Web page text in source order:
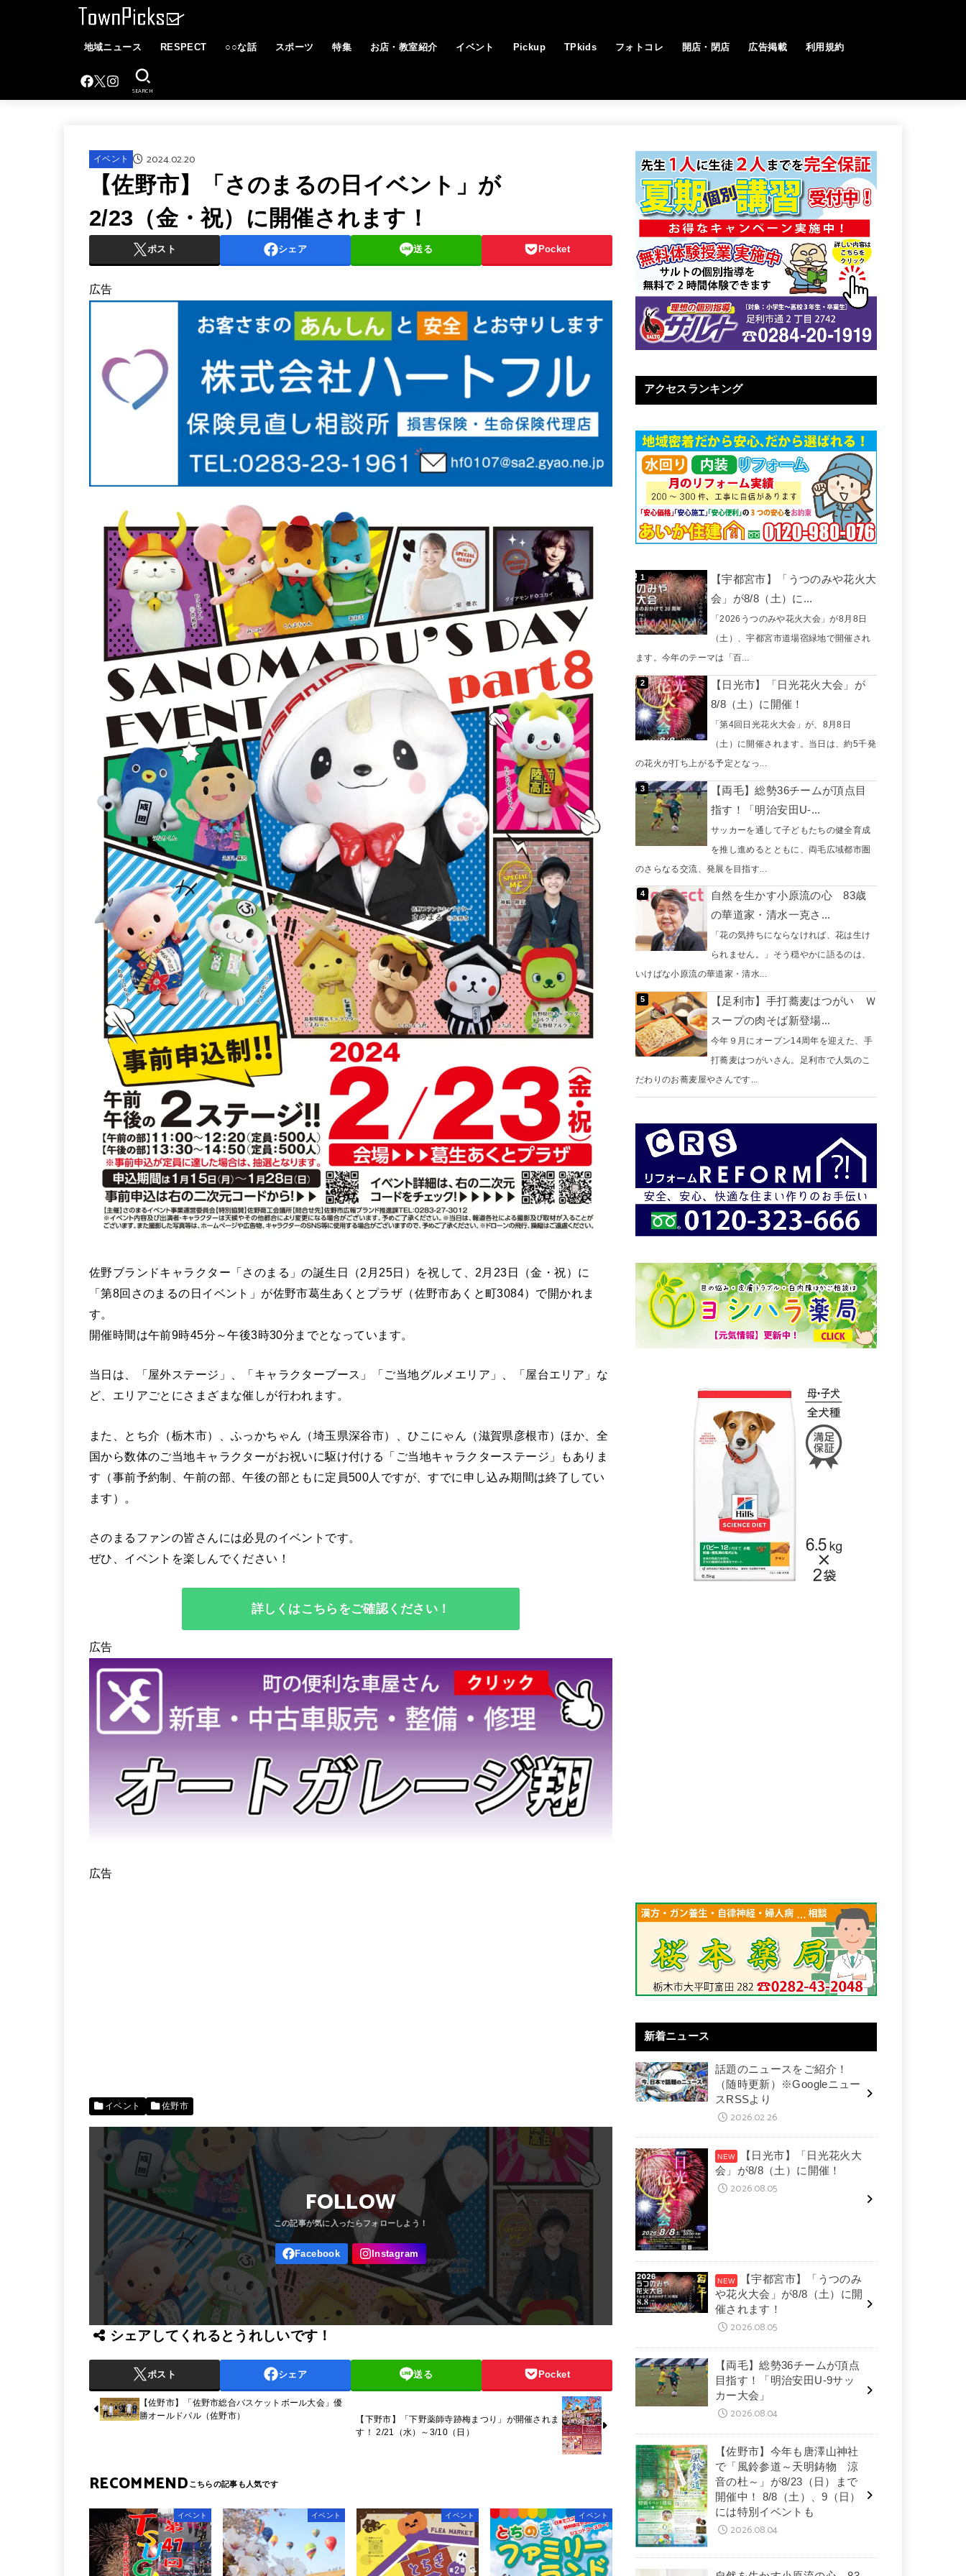
地域ニュース RESPECT ○○な話 スポーツ 特集 お店・教室紹介 イベント Pickup TPkids フォトコレ 開店・閉店 広告掲載 利用規約
SEARCH
イベント 2024.02.20
【佐野市】「さのまるの日イベント」が
2/23（金・祝）に開催されます！
ポスト シェア 送る Pocket
広告
佐野ブランドキャラクター「さのまる」の誕生日（2月25日）を祝して、2月23日（金・祝）に
「第8回さのまるの日イベント」が佐野市葛生あくとプラザ（佐野市あくと町3084）で開かれま
す。
開催時間は午前9時45分～午後3時30分までとなっています。
当日は、「屋外ステージ」、「キャラクターブース」「ご当地グルメエリア」、「屋台エリア」な
ど、エリアごとにさまざまな催しが行われます。
また、とち介（栃木市）、ふっかちゃん（埼玉県深谷市）、ひこにゃん（滋賀県彦根市）ほか、全
国から数体のご当地キャラクターがお祝いに駆け付ける「ご当地キャラクターステージ」もありま
す（事前予約制、午前の部、午後の部ともに定員500人ですが、すでに申し込み期間は終了してい
ます）。
さのまるファンの皆さんには必見のイベントです。
ぜひ、イベントを楽しんでください！
詳しくはこちらをご確認ください！
広告
広告
イベント 佐野市
FOLLOW
シェアしてくれるとうれしいです！
ポスト シェア 送る Pocket
【佐野市】「佐野市総合バスケットボール大会」優
勝オールドパル（佐野市）
【下野市】「下野薬師寺跡梅まつり」が開催されま
す！ 2/21（水）～3/10（日）
RECOMMEND
イベント イベント イベント イベント
アクセスランキング
【宇都宮市】「うつのみや花火大
会」が8/8（土）に...
「2026うつのみや花火大会」が8月8日
（土）、宇都宮市道場宿緑地で開催され
ます。今年のテーマは「百...
【日光市】「日光花火大会」が
8/8（土）に開催！
「第4回日光花火大会」が、8月8日
（土）に開催されます。当日は、約5千発
の花火が打ち上がる予定となっ...
【両毛】総勢36チームが頂点目
指す！「明治安田U-...
サッカーを通して子どもたちの健全育成
を推し進めるとともに、両毛広域都市圏
のさらなる交流、発展を目指す...
自然を生かす小原流の心 83歳
の華道家・清水一克さ...
「花の気持ちにならなければ、花は生け
られません。」そう穏やかに語るのは、
いけばな小原流の華道家・清水...
【足利市】手打蕎麦はつがい Ｗ
スープの肉そば新登場...
今年９月にオープン14周年を迎えた、手
打蕎麦はつがいさん。足利市で人気のこ
だわりのお蕎麦屋やさんです...
新着ニュース
話題のニュースをご紹介！
（随時更新）※Googleニュー
スRSSより
2026.02.26
【日光市】「日光花火大
会」が8/8（土）に開催！
2026.08.05
【宇都宮市】「うつのみ
や花火大会」が8/8（土）に開
催されます！
2026.08.05
【両毛】総勢36チームが頂点
目指す！「明治安田U-9サッ
カー大会」
2026.08.04
【佐野市】今年も唐澤山神社
で「風鈴参道～天明鋳物 涼
音の杜～」が8/23（日）まで
開催中！ 8/8（土）、9（日）
には特別イベントも
2026.08.04